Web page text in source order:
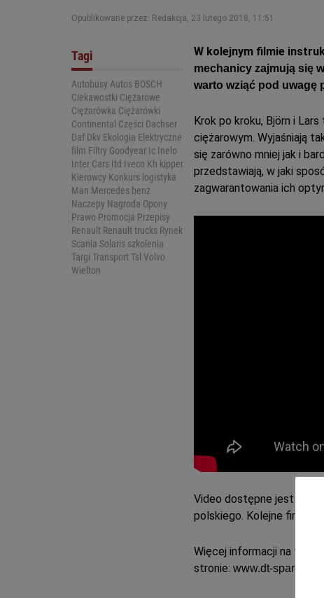
Opublikowane przez: Redakcja, 23 lutego 2018, 11:51
Tagi
Autobusy Autos BOSCH
Ciekawostki Ciężarowe
Ciężarówka Ciężarówki
Continental Części Dachser
Daf Dkv Ekologia Elektryczne
film Filtry Goodyear Ic Inelo
Inter Cars Itd Iveco Kh kipper
Kierowcy Konkurs logistyka
Man Mercedes benz
Naczepy Nagroda Opony
Prawo Promocja Przepisy
Renault Renault trucks Rynek
Scania Solaris szkolenia
Targi TransportTsl Volvo
Wielton
W kolejnym filmie
mechanicy zajmują się
warto wziąć pod uwagę
Krok po kroku, Björn i
ciężarowym. Wyjaśniają
się zarówno mniej jak i
przedstawiają, w jaki
zagwarantowania ich
Video dostępne jest z
polskiego. Kolejne firmy
Więcej informacji na
stronie: www.dt-